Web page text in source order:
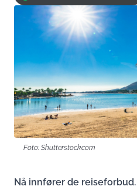
Foto: Shutterstock.com
Nå innfører de reiseforbud.